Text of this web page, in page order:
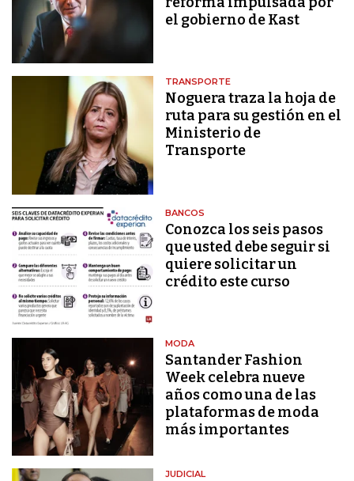
el gobierno de Kast
TRANSPORTE
Noguera traza la hoja de
ruta para su gestión en el
Ministerio de
Transporte
BANCOS
Conozca los seis pasos
que usted debe seguir si
quiere solicitar un
crédito este curso
MODA
Santander Fashion
Week celebra nueve
años como una de las
plataformas de moda
más importantes
JUDICIAL